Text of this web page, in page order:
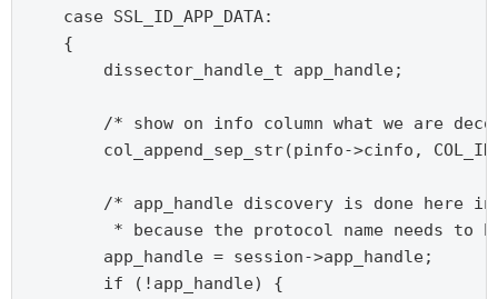
    case SSL_ID_APP_DATA:
    {
        dissector_handle_t app_handle;
/* show on info column what we are
col_append_sep_str(pinfo->cinfo,
/* app_handle discovery is done here
* because the protocol name needs to
        app_handle = session->app_handle;
        if (!app_handle) {